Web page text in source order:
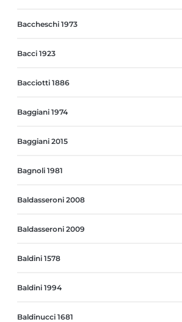
Baccheschi 1973
Bacci 1923
Bacciotti 1886
Baggiani 1974
Baggiani 2015
Bagnoli 1981
Baldasseroni 2008
Baldasseroni 2009
Baldini 1578
Baldini 1994
Baldinucci 1681